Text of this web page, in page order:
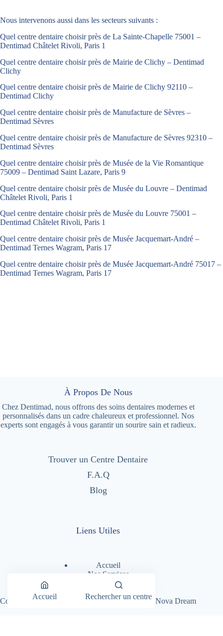
Nous intervenons aussi dans les secteurs suivants :
Quel centre dentaire choisir près de La Sainte-Chapelle 75001 –
Dentimad Châtelet Rivoli, Paris 1
Quel centre dentaire choisir près de Mairie de Clichy – Dentimad
Clichy
Quel centre dentaire choisir près de Mairie de Clichy 92110 –
Dentimad Clichy
Quel centre dentaire choisir près de Manufacture de Sèvres –
Dentimad Sèvres
Quel centre dentaire choisir près de Manufacture de Sèvres 92310 –
Dentimad Sèvres
Quel centre dentaire choisir près de Musée de la Vie Romantique
75009 – Dentimad Saint Lazare, Paris 9
Quel centre dentaire choisir près de Musée du Louvre – Dentimad
Châtelet Rivoli, Paris 1
Quel centre dentaire choisir près de Musée du Louvre 75001 –
Dentimad Châtelet Rivoli, Paris 1
Quel centre dentaire choisir près de Musée Jacquemart-André –
Dentimad Ternes Wagram, Paris 17
Quel centre dentaire choisir près de Musée Jacquemart-André 75017 –
Dentimad Ternes Wagram, Paris 17
À Propos De Nous
Chez Dentimad, nous offrons des soins dentaires modernes et
personnalisés dans un cadre chaleureux et professionnel. Nos
experts sont engagés à vous garantir un sourire sain et radieux.
Trouver un Centre Dentaire
F.A.Q
Blog
Liens Utiles
Accueil
Nos Services
Nos Centres Dentaires
A Propos
Copyright © 2026 - Dentimad |Création Site par Nova Dream
Accueil Rechercher un centre